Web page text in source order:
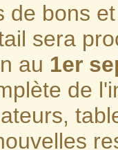
de bons
sera
au 1er
de